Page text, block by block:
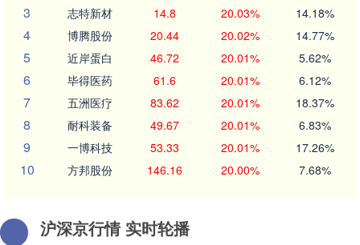
3 志特新材 14.8 20.03% 14.18%
4 博腾股份 20.44 20.02% 14.77%
5 近岸蛋白 46.72 20.01% 5.62%
6 毕得医药 61.6 20.01% 6.12%
7 五洲医疗 83.62 20.01% 18.37%
8 耐科装备 49.67 20.01% 6.83%
9 一博科技 53.33 20.01% 17.26%
10 方邦股份 146.16 20.00% 7.68%
沪深京行情 实时轮播